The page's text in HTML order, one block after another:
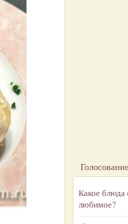
Какое блюда
любимое?